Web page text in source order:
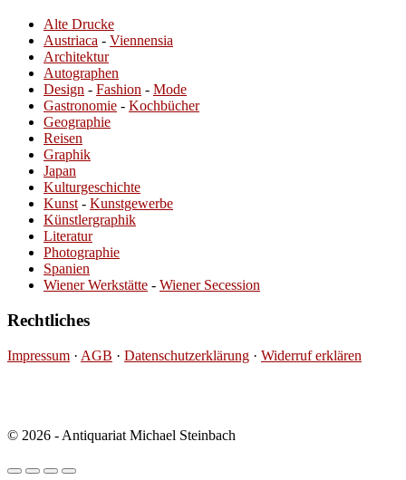
Alte Drucke
Austriaca - Viennensia
Architektur
Autographen
Design - Fashion - Mode
Gastronomie - Kochbücher
Geographie
Reisen
Graphik
Japan
Kulturgeschichte
Kunst - Kunstgewerbe
Künstlergraphik
Literatur
Photographie
Spanien
Wiener Werkstätte - Wiener Secession
Rechtliches
Impressum · AGB · Datenschutzerklärung · Widerruf erklären
© 2026 - Antiquariat Michael Steinbach